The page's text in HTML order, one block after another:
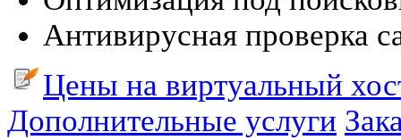
Антивирусная проверка
Цены на виртуальный
Дополнительные услуги